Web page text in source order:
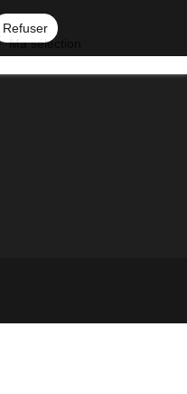
Refuser
Ma sélection